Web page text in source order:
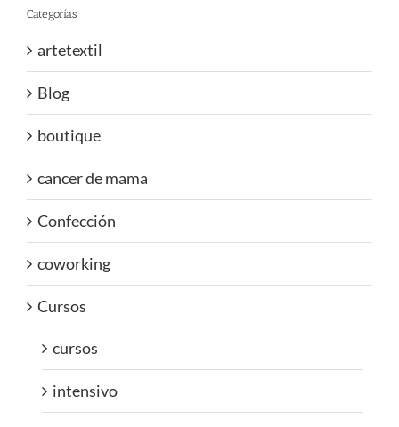
Categorías
artetextil
Blog
boutique
cancer de mama
Confección
coworking
Cursos
cursos
intensivo